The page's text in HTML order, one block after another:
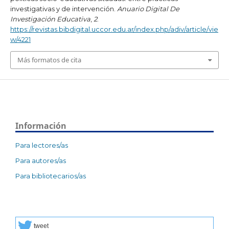
investigativas y de intervención. Anuario Digital De
Investigación Educativa, 2.
https://revistas.bibdigital.uccor.edu.ar/index.php/adiv/article/vie
w/4221
Más formatos de cita
Información
Para lectores/as
Para autores/as
Para bibliotecarios/as
tweet